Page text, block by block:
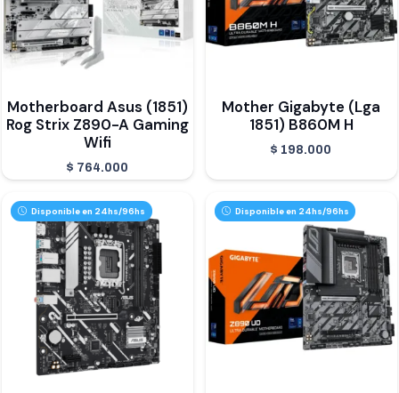
Motherboard Asus (1851)
Rog Strix Z890-A Gaming
Wifi
$ 764.000
Mother Gigabyte (Lga
1851) B860M H
$ 198.000
Disponible en 24hs/96hs Disponible en 24hs/96hs